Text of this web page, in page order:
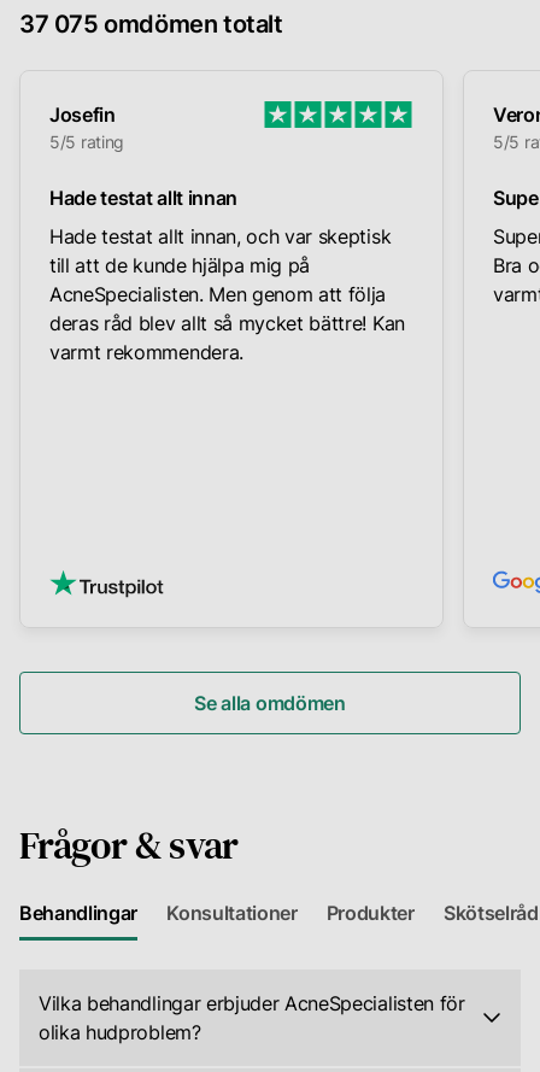
37 075 omdömen totalt
Josefin
5/5 rating
Hade testat allt innan
Hade testat allt innan, och var skeptisk
till att de kunde hjälpa mig på
AcneSpecialisten. Men genom att följa
deras råd blev allt så mycket bättre! Kan
varmt rekommendera.
5/5
Bra
varmt
Se alla omdömen
Frågor & svar
Behandlingar Konsultationer Produkter
Vilka behandlingar erbjuder AcneSpecialisten för
olika hudproblem?